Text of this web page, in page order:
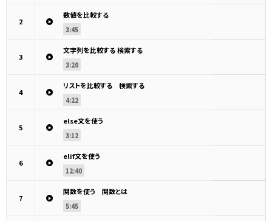
2
数値を比較する
3:45
3
文字列を比較する 検索する
3:20
4
リストを比較する 検索する
4:22
5
else文を使う
3:12
6
elif文を使う
12:40
7
関数を使う 関数とは
5:45